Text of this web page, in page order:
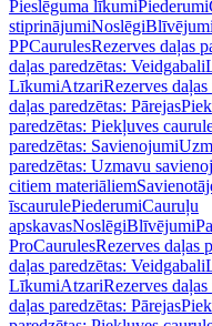
Pieslēguma līkumiPiederumi
stiprinājumiNoslēgiBlīvējumi
PPCaurulesRezerves daļas
daļas paredzētas: Veidgabali
LīkumiAtzariRezerves
daļas paredzētas: Pārejas
paredzētas: Piekļuves
paredzētas: Savienojumi
paredzētas: Uzmavu
citiem materiāliem
īscaurulePiederumiCauruļu
apskavasNoslēgiBlīvējumi
ProCaurulesRezerves daļas
daļas paredzētas: Veidgabali
LīkumiAtzariRezerves
daļas paredzētas: Pārejas